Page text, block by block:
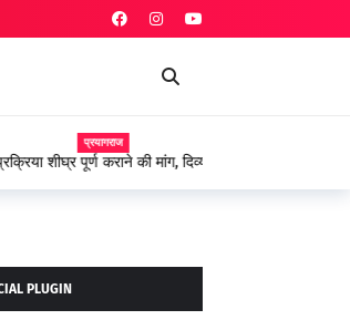
शिक्षकों ने शासन के प्रति
PLUGIN